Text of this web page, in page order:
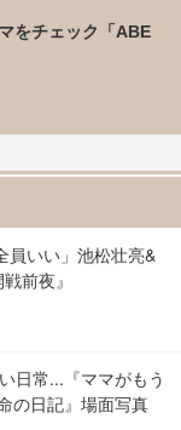
をチェック「ABE
員いい」池松壮亮&
前夜』
日常...『ママがもう
の日記』場面写真